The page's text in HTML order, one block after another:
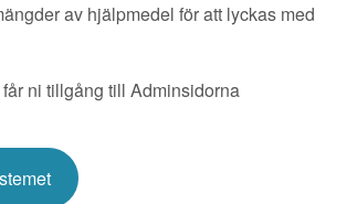
av hjälpmedel för att lyckas med
ni tillgång till Adminsidorna